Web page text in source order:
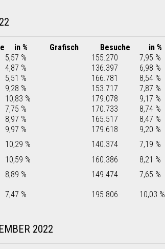
in % Grafisch Besuche in %
5,57 % 155.270
7,95 %
4,87 % 136.397
6,98 %
5,51 % 166.781
8,54 %
9,28 % 153.717
7,87 %
10,83 % 179.078
9,17 %
7,75 % 170.733
8,74 %
8,97 % 165.517
8,47 %
9,97 % 179.618
9,20 %
10,29 % 140.374
7,19 %
10,59 % 160.386
8,21 %
8,89 % 149.474
7,65 %
7,47 % 195.806 10,03 %
2022